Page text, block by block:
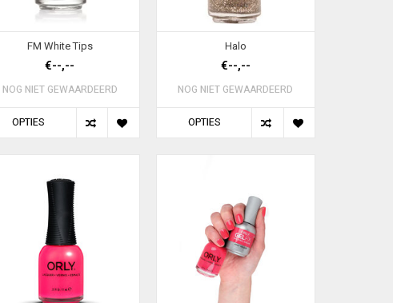
FM White Tips
€--,--
NOG NIET GEWAARDEERD
OPTIES
Halo
€--,--
NOG NIET GEWAARDEERD
OPTIES